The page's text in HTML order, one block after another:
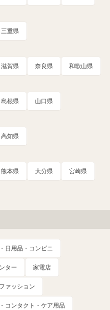
三重県
滋賀県 奈良県 和歌山県
島根県 山口県
高知県
熊本県 大分県 宮崎県
日用品・コンビニ
ター 家電店
ファッション
コンタクト・ケア用品